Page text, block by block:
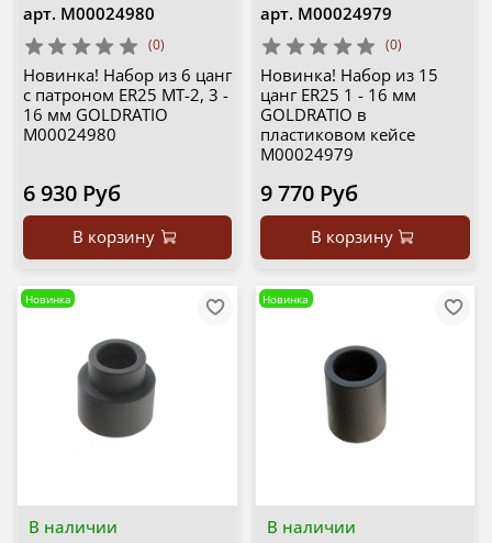
арт. М00024980
(0)
Новинка! Набор из 6 цанг
с патроном ER25 MT-2, 3 -
16 мм GOLDRATIO
М00024980
6 930 Руб
В корзину
арт. М00024979
(0)
Новинка! Набор из 15
цанг ER25 1 - 16 мм
GOLDRATIO в
пластиковом кейсе
М00024979
9 770 Руб
В корзину
В наличии
Новинка
В наличии
Новинка